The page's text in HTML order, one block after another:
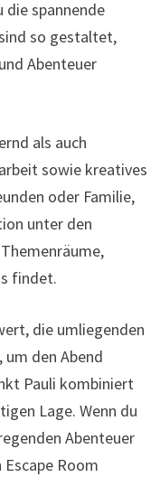
die spannende
so gestaltet,
Abenteuer
als auch
sowie kreatives
oder Familie,
unter den
findet.
die umliegenden
um den Abend
Pauli kombiniert
Lage. Wenn du
Abenteuer
Room